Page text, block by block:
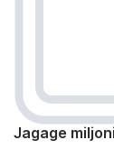
Jagage